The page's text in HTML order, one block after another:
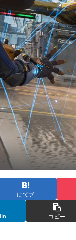
はてブ
コピー